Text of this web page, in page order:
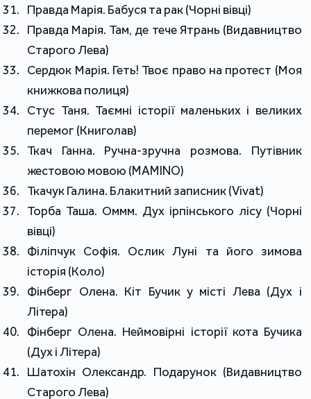
Правда Марія. Бабуся та рак (Чорні вівці)
Правда Марія. Там, де тече Ятрань (Видавництво
Старого Лева)
Сердюк Марія. Геть! Твоє право на протест (Моя
книжкова полиця)
Стус Таня. Таємні історії маленьких і великих
перемог (Книголав)
Ткач Ганна. Ручна-зручна розмова. Путівник
жестовою мовою (MAMINO)
Ткачук Галина. Блакитний записник (Vivat)
Торба Таша. Оммм. Дух ірпінського лісу (Чорні
вівці)
Філіпчук Софія. Ослик Луні та його зимова
історія (Коло)
Фінберг Олена. Кіт Бучик у місті Лева (Дух і
Літера)
Фінберг Олена. Неймовірні історії кота Бучика
(Дух і Літера)
Шатохін Олександр. Подарунок (Видавництво
Старого Лева)